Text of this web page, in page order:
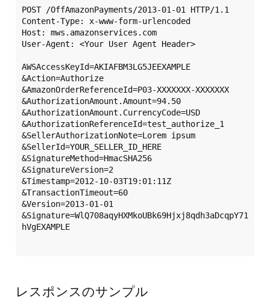
POST /OffAmazonPayments/2013-01-01 HTTP/1.1
Content-Type: x-www-form-urlencoded
Host: mws.amazonservices.com
User-Agent: <Your User Agent Header>
AWSAccessKeyId=AKIAFBM3LG5JEEXAMPLE
&Action=Authorize
&AmazonOrderReferenceId=P03-XXXXXXX-XXXXXXX
&AuthorizationAmount.Amount=94.50
&AuthorizationAmount.CurrencyCode=USD
&AuthorizationReferenceId=test_authorize_1
&SellerAuthorizationNote=Lorem ipsum
&SellerId=YOUR_SELLER_ID_HERE
&SignatureMethod=HmacSHA256
&SignatureVersion=2
&Timestamp=2012-10-03T19:01:11Z
&TransactionTimeout=60
&Version=2013-01-01
&Signature=WlQ708aqyHXMkoUBk69Hjxj8qdh3aDcqpY71
hVgEXAMPLE
レスポンスのサンプル